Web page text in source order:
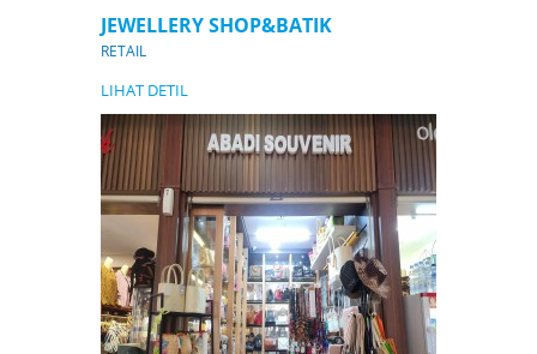
JEWELLERY SHOP&BATIK
RETAIL
LIHAT DETIL